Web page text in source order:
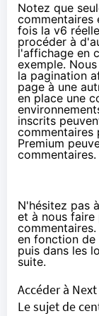
Notez que
commentaires
fois la v6
procéder à
l'affichage en
exemple.
la pagination
page à une
en place une
inscrits
commentaires
Premium
commentaires.
N'hésitez pas
et à nous
en fonction de
puis dans les
suite.
Accéder à
Le sujet de